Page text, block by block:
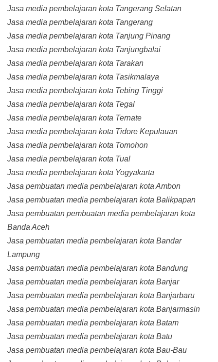
Jasa media pembelajaran kota Tangerang Selatan
Jasa media pembelajaran kota Tangerang
Jasa media pembelajaran kota Tanjung Pinang
Jasa media pembelajaran kota Tanjungbalai
Jasa media pembelajaran kota Tarakan
Jasa media pembelajaran kota Tasikmalaya
Jasa media pembelajaran kota Tebing Tinggi
Jasa media pembelajaran kota Tegal
Jasa media pembelajaran kota Ternate
Jasa media pembelajaran kota Tidore Kepulauan
Jasa media pembelajaran kota Tomohon
Jasa media pembelajaran kota Tual
Jasa media pembelajaran kota Yogyakarta
Jasa pembuatan media pembelajaran kota Ambon
Jasa pembuatan media pembelajaran kota Balikpapan
Jasa pembuatan pembuatan media pembelajaran kota
Banda Aceh
Jasa pembuatan media pembelajaran kota Bandar
Lampung
Jasa pembuatan media pembelajaran kota Bandung
Jasa pembuatan media pembelajaran kota Banjar
Jasa pembuatan media pembelajaran kota Banjarbaru
Jasa pembuatan media pembelajaran kota Banjarmasin
Jasa pembuatan media pembelajaran kota Batam
Jasa pembuatan media pembelajaran kota Batu
Jasa pembuatan media pembelajaran kota Bau-Bau